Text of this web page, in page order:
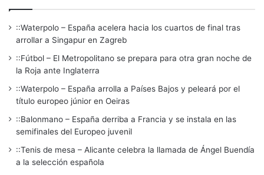
::Waterpolo – España acelera hacia los cuartos de final tras
arrollar a Singapur en Zagreb
::Fútbol – El Metropolitano se prepara para otra gran noche de
la Roja ante Inglaterra
::Waterpolo – España arrolla a Países Bajos y peleará por el
título europeo júnior en Oeiras
::Balonmano – España derriba a Francia y se instala en las
semifinales del Europeo juvenil
::Tenis de mesa – Alicante celebra la llamada de Ángel Buendía
a la selección española